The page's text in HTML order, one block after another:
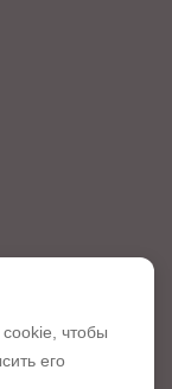
чтобы
его